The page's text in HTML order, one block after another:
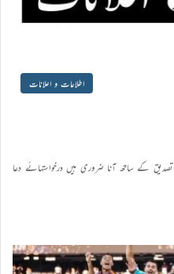
اطلاعات و اعلانات
کے ساتھ آنا ضروری ہیں درخواستہائے دعا